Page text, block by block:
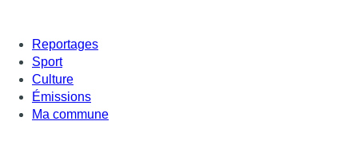
Reportages
Sport
Culture
Émissions
Ma commune